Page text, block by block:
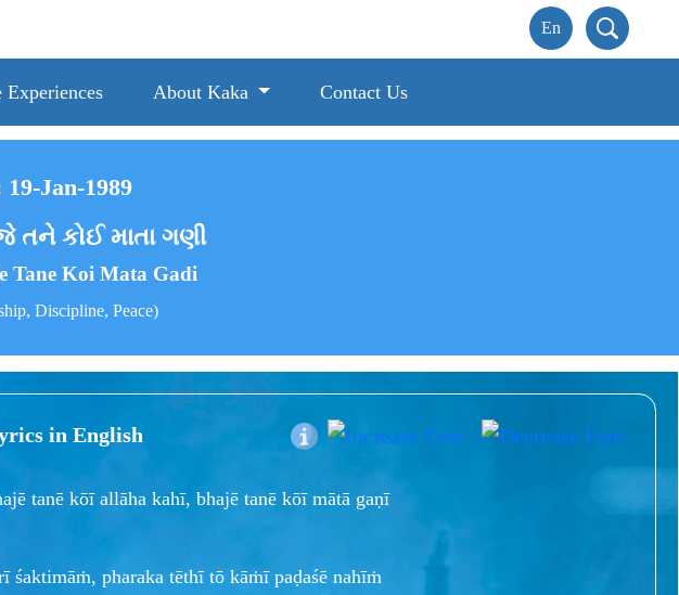
Experiences About Kaka Contact Us
Jan-1989
કોઈ માતા ગણી
Tane Koi Mata Gadi
Discipline, Peace)
in English
tanē kōī allāha kahī, bhajē tanē kōī mātā gaṇī
śaktimāṁ, pharaka tēthī tō kāṁī paḍaśē nahīṁ